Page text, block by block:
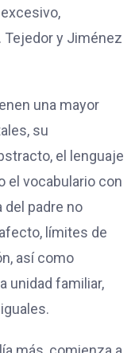
Tejedor y Jiménez
una mayor
su
el lenguaje
el vocabulario con
del padre no
límites de
así como
unidad familiar,